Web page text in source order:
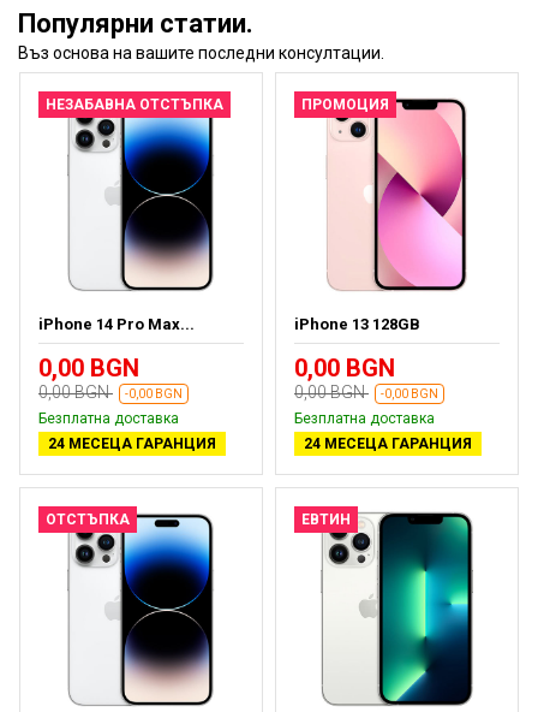
Популярни статии.
Въз основа на вашите последни консултации.
НЕЗАБАВНА ОТСТЪПКА
iPhone 14 Pro Max...
0,00 BGN
0,00 BGN -0,00 BGN
Безплатна доставка
24 МЕСЕЦА ГАРАНЦИЯ
ПРОМОЦИЯ
iPhone 13 128GB
0,00 BGN
0,00 BGN -0,00 BGN
Безплатна доставка
24 МЕСЕЦА ГАРАНЦИЯ
ОТСТЪПКА ЕВТИН